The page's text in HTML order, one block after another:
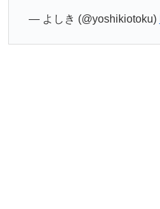
— よしき (@yoshikiotoku)